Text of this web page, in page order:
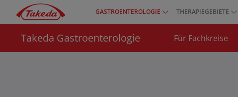
zum
Top
menu
GASTROENTEROLOGIE THERAPIEGEBIETE
Takeda Gastroenterologie Für Fachkreise